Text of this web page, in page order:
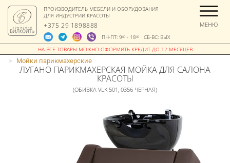
ПРОИЗВОДИТЕЛЬ МЕБЕЛИ И ОБОРУДОВАНИЯ
ДЛЯ ИНДУСТРИИ КРАСОТЫ
+375 29 1898888
ПН-ПТ: 900- 1800СБ-ВС: ВЫХ
МЕНЮ
> Мойки парикмахерские
ЛУГАНО ПАРИКМАХЕРСКАЯ МОЙКА ДЛЯ САЛОНА
КРАСОТЫ
(ОБИВКА VLK 501, 0356 ЧЕРНАЯ)